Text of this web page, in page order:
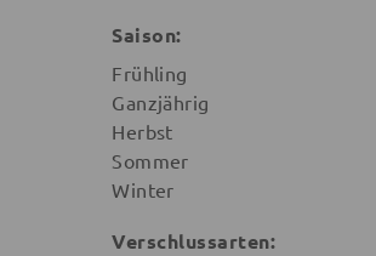
Saison:
Frühling
Ganzjährig
Herbst
Sommer
Winter
Verschlussarten: